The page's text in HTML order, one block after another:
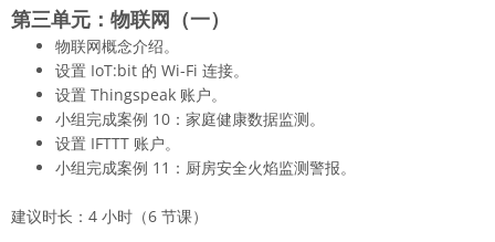
第三单元：物联网（一）
物联网概念介绍。
设置 IoT:bit 的 Wi-Fi 连接。
设置 Thingspeak 账户。
小组完成案例 10：家庭健康数据监测。
设置 IFTTT 账户。
小组完成案例 11：厨房安全火焰监测警报。
建议时长：4 小时（6 节课）